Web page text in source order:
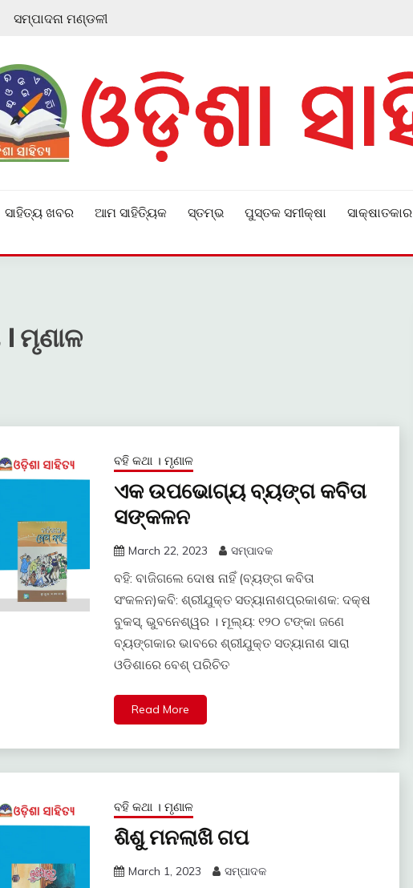
ସମ୍ପାଦନା ମଣ୍ଡଳୀ
ସାହିତ୍ୟ ଖବର ଆମ ସାହିତ୍ୟିକ ସ୍ତମ୍ଭ ପୁସ୍ତକ ସମୀକ୍ଷା ସାକ୍ଷାତକାର
ମୃଣାଳ
ବହି କଥା । ମୃଣାଳ
ଏକ ଉପଭୋଗ୍ୟ ବ୍ୟଙ୍ଗ କବିତା
ସଙ୍କଳନ
March 22, 2023 ସମ୍ପାଦକ
ବହି: ବାଜିଗଲେ ଦୋଷ ନାହିଁ (ବ୍ୟଙ୍ଗ କବିତା
ସଂକଳନ)କବି: ଶ୍ରୀଯୁକ୍ତ ସତ୍ୟାନାଶପ୍ରକାଶକ: ଦକ୍ଷ
ବୁକସ୍‍, ଭୁବନେଶ୍ୱର । ମୂଲ୍ୟ: ୧୨୦ ଟଙ୍କା ଜଣେ
ବ୍ୟଙ୍ଗକାର ଭାବରେ ଶ୍ରୀଯୁକ୍ତ ସତ୍ୟାନାଶ ସାରା
ଓଡିଶାରେ ବେଶ୍‍ ପରିଚିତ
Read More
ବହି କଥା । ମୃଣାଳ
ଶିଶୁ ମନଲାଖି ଗପ
March 1, 2023 ସମ୍ପାଦକ